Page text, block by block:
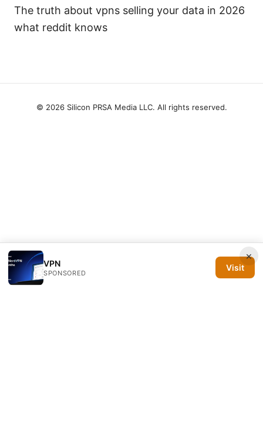
The truth about vpns selling your data in 2026
what reddit knows
×
VPN
SPONSORED
Visit
© 2026 Silicon PRSA Media LLC. All rights reserved.